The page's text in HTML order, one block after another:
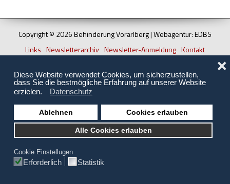
Diese Website verwendet Cookies, um sicherzustellen,
dass Sie die bestmögliche Erfahrung auf unserer Website
erzielen.
Datenschutz
Ablehnen Cookies erlauben
Alle Cookies erlauben
❌
Cookie Einstellugen
Erforderlich Statistik
Copyright © 2026 Behinderung Vorarlberg | Webagentur: EDBS
Links Newsletterarchiv Newsletter-Anmeldung Kontakt
Pflege, Pflegende Angehörige
Unterstützung, Beratung, Assistenz
Wohnen